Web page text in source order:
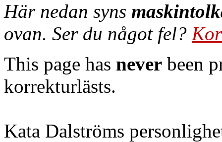
Här nedan syns
ovan. Ser du något fel?
This page has never been
korrekturlästs.
Kata Dalströms